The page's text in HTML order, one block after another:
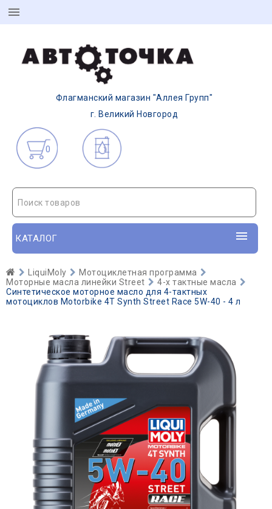
Флагманский магазин "Аллея Групп"
г. Великий Новгород
0
Поиск товаров
КАТАЛОГ
LiquiMoly
Мотоциклетная программа
Моторные масла линейки Street
4-х тактные масла
Синтетическое моторное масло для 4-тактных
мотоциклов Motorbike 4T Synth Street Race 5W-40 - 4 л